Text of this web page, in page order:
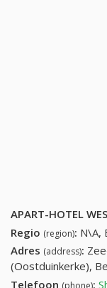
APART-HOTEL
Regio (region): N\A,
Adres (address):
(Oostduinkerke),
Telefoon
: